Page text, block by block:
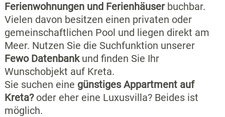
Ferienwohnungen und Ferienhäuser buchbar.
Vielen davon besitzen einen privaten oder
gemeinschaftlichen Pool und liegen direkt am
Meer. Nutzen Sie die Suchfunktion unserer
Fewo Datenbankund finden Sie Ihr
Wunschobjekt auf Kreta.
Sie suchen eine günstiges Appartment auf
Kreta?oder eher eine Luxusvilla? Beides ist
möglich.